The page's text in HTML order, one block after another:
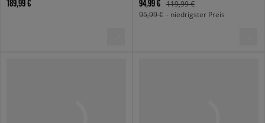
189,99 € 94,99 €
119,99 €
95,99 € - niedrigster Preis